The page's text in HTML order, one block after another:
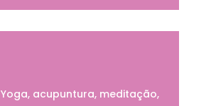
Yoga, acupuntura, meditação,